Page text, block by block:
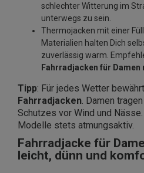
schlechter Witterung im
unterwegs zu sein.
Thermojacken mit einer
Materialien halten Dich
zuverlässig warm.
Fahrradjacken für
Tipp: Für jedes Wetter
Fahrradjacken . Damen
Schutzes vor Wind und
Modelle stets atmungsaktiv.
Fahrradjacke für
leicht, dünn und